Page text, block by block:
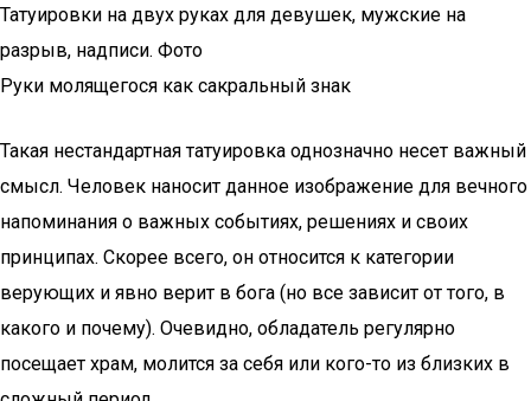
Татуировки на двух руках для девушек, мужские на
разрыв, надписи. Фото
Руки молящегося как сакральный знак
Такая нестандартная татуировка однозначно несет важный
смысл. Человек наносит данное изображение для вечного
напоминания о важных событиях, решениях и своих
принципах. Скорее всего, он относится к категории
верующих и явно верит в бога (но все зависит от того, в
какого и почему). Очевидно, обладатель регулярно
посещает храм, молится за себя или кого-то из близких в